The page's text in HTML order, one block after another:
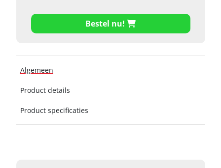
Bestel nu!
Algemeen
Product details
Product specificaties